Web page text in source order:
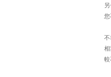
較